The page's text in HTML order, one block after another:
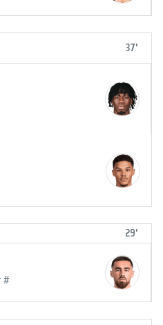
37'
29'
#